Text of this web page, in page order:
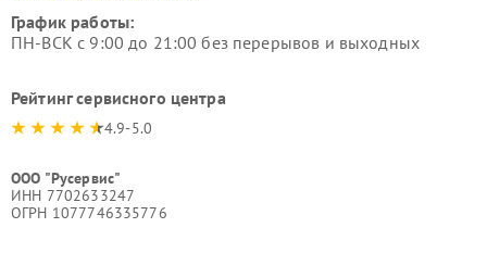
График работы:
ПН-ВСК с 9:00 до 21:00 без перерывов и выходных
Рейтинг сервисного центра
4.9-5.0
ООО "Русервис"
ИНН 7702633247
ОГРН 1077746335776